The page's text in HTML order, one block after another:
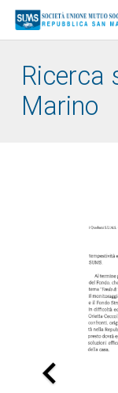
Ricerca
Marino